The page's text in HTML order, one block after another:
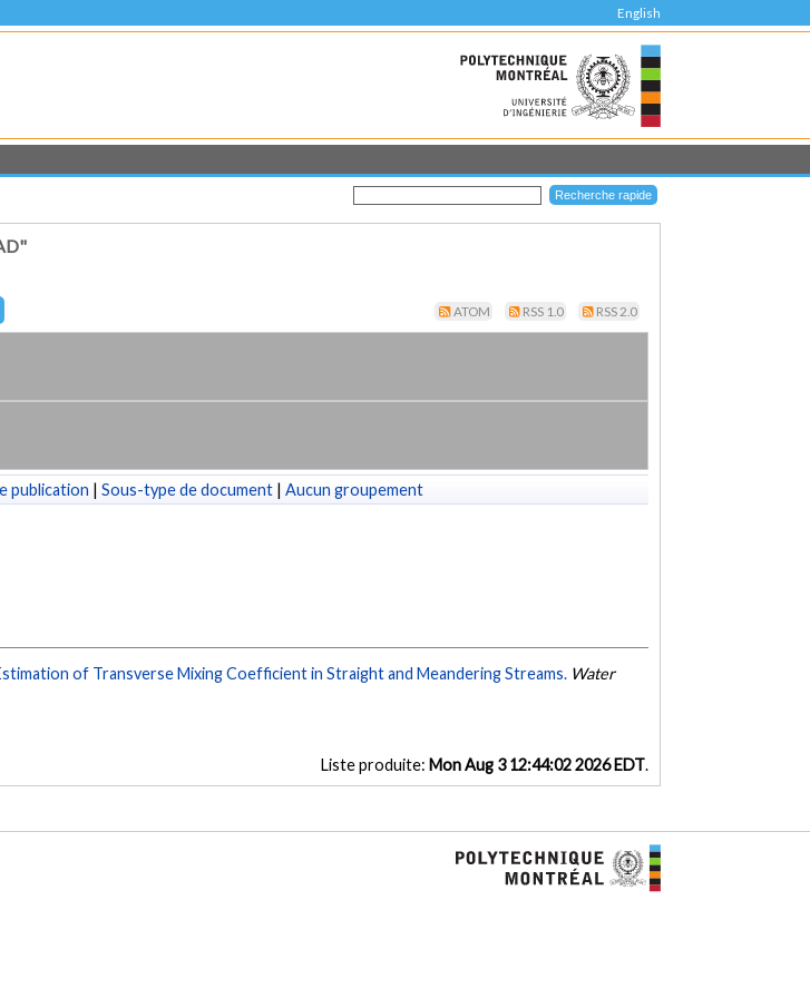
English
ATOM RSS 1.0 RSS 2.0
publication | Sous-type de document | Aucun groupement
of Transverse Mixing Coefficient in Straight and Meandering Streams. Water
Liste produite: Mon Aug 3 12:44:02 2026 EDT.